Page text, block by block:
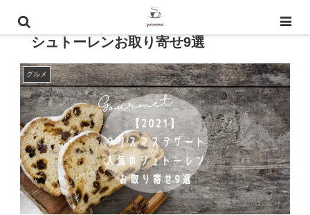
【2021】クリスマスデザート | 人気の
シュトーレンお取り寄せ9選
グルメ